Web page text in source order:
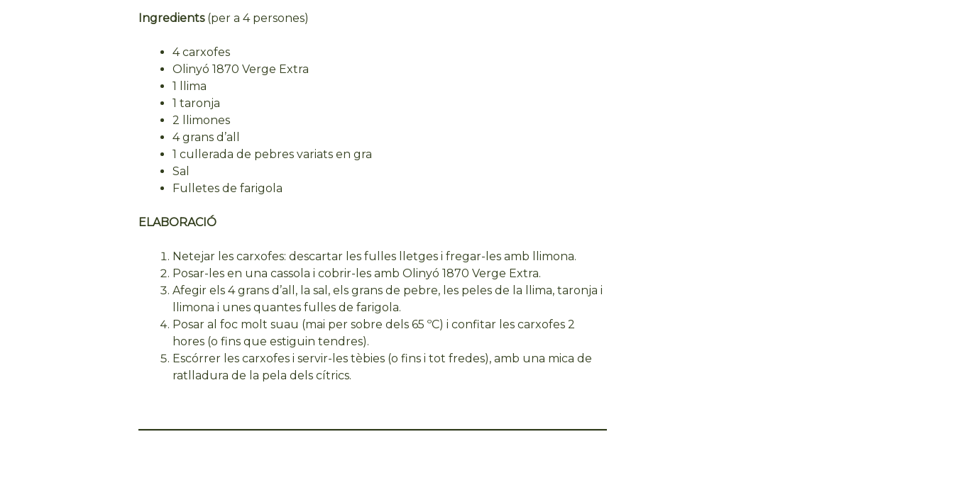
Ingredients (per a 4 persones)
4 carxofes
Olinyó 1870 Verge Extra
1 llima
1 taronja
2 llimones
4 grans d’all
1 cullerada de pebres variats en gra
Sal
Fulletes de farigola
ELABORACIÓ
Netejar les carxofes: descartar les fulles lletges i fregar-les amb llimona.
Posar-les en una cassola i cobrir-les amb Olinyó 1870 Verge Extra.
Afegir els 4 grans d’all, la sal, els grans de pebre, les peles de la llima, taronja i
llimona i unes quantes fulles de farigola.
Posar al foc molt suau (mai per sobre dels 65 ºC) i confitar les carxofes 2
hores (o fins que estiguin tendres).
Escórrer les carxofes i servir-les tèbies (o fins i tot fredes), amb una mica de
ratlladura de la pela dels cítrics.